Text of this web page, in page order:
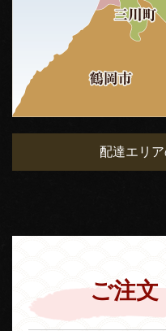
配達エリ
ご注文